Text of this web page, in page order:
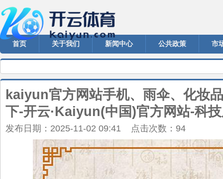
首页 关于我们 新闻中心 公共政策 市
kaiyun官方网站手机、雨伞、化妆
下-开云·Kaiyun(中国)官方网站-科
发布日期：2025-11-02 09:41 点击次数：94